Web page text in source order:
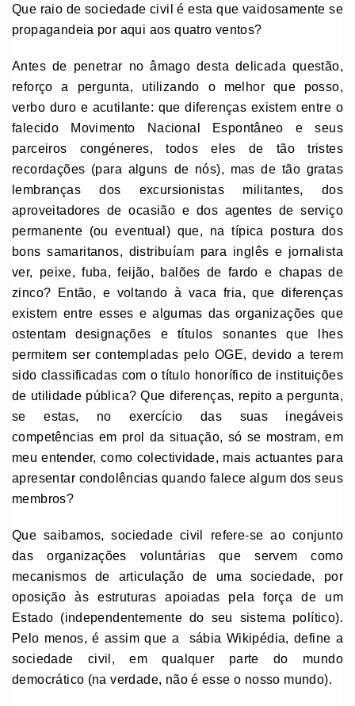
Que raio de sociedade civil é esta que vaidosamente se
propagandeia por aqui aos quatro ventos?
Antes de penetrar no âmago desta delicada questão,
reforço a pergunta, utilizando o melhor que posso,
verbo duro e acutilante: que diferenças existem entre o
falecido Movimento Nacional Espontâneo e seus
parceiros congéneres, todos eles de tão tristes
recordações (para alguns de nós), mas de tão gratas
lembranças dos excursionistas militantes, dos
aproveitadores de ocasião e dos agentes de serviço
permanente (ou eventual) que, na típica postura dos
bons samaritanos, distribuíam para inglês e jornalista
ver, peixe, fuba, feijão, balões de fardo e chapas de
zinco? Então, e voltando à vaca fria, que diferenças
existem entre esses e algumas das organizações que
ostentam designações e títulos sonantes que lhes
permitem ser contempladas pelo OGE, devido a terem
sido classificadas com o título honorífico de instituições
de utilidade pública? Que diferenças, repito a pergunta,
se estas, no exercício das suas inegáveis
competências em prol da situação, só se mostram, em
meu entender, como colectividade, mais actuantes para
apresentar condolências quando falece algum dos seus
membros?
Que saibamos, sociedade civil refere-se ao conjunto
das organizações voluntárias que servem como
mecanismos de articulação de uma sociedade, por
oposição às estruturas apoiadas pela força de um
Estado (independentemente do seu sistema político).
Pelo menos, é assim que a sábia Wikipédia, define a
sociedade civil, em qualquer parte do mundo
democrático (na verdade, não é esse o nosso mundo).